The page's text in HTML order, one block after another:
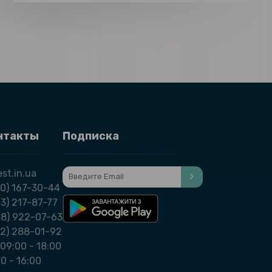
167-30-44
217-87-77
922-07-63
288-01-92
- 18:00
- 16:00
Подписка